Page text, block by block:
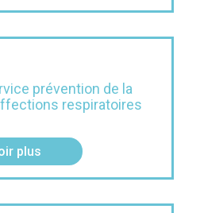
prévention de la
respiratoires
plus